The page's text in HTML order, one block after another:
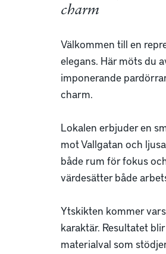
charm
Välkommen till en
elegans. Här möts du
imponerande
charm.
Lokalen erbjuder en
mot Vallgatan och
både rum för fokus
värdesätter både
Ytskikten kommer
karaktär. Resultatet
materialval som